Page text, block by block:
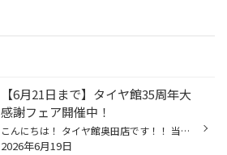
【6月21日まで】タイヤ館35周年大
感謝フェア開催中！
こんにちは！ タイヤ館奥田店です！！ 当店のHPをご覧いただきありがとうございます！ タイヤ館35周年大感謝フェア開催中です！ 2026年、タイヤ館は35周年を迎えました！ 皆さまの日頃のご愛顧に感謝を込めて5月18日から6月21日の期間『大感謝フェア』を開催中！！ 期間中はタイヤ4本セットがお買い...
2026年6月19日